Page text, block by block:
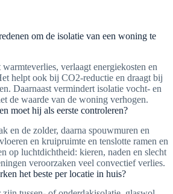
om de isolatie van een woning te
verlaagt energiekosten en
helpt ook bij CO2-reductie en draagt bij
Daarnaast vermindert isolatie vocht- en
de waarde van de woning verhogen.
moet hij als eerste controleren?
en de zolder, daarna spouwmuren en
en kruipruimte en tenslotte ramen en
op luchtdichtheid: kieren, naden en slecht
veroorzaken veel convectief verlies.
het beste per locatie in huis?